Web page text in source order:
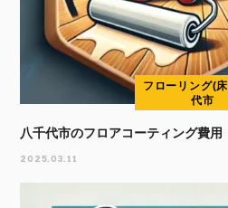
フローリング(
代市
八千代市のフロアコーティング費用
2025.03.11